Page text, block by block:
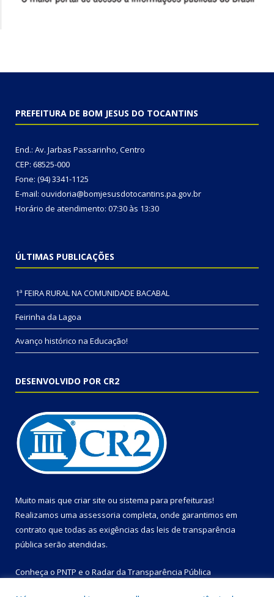
PREFEITURA DE BOM JESUS DO TOCANTINS
End.: Av. Jarbas Passarinho, Centro
CEP: 68525-000
Fone: (94) 3341-1125
E-mail: ouvidoria@bomjesusdotocantins.pa.gov.br
Horário de atendimento: 07:30 às 13:30
ÚLTIMAS PUBLICAÇÕES
1ª FEIRA RURAL NA COMUNIDADE BACABAL
Feirinha da Lagoa
Avanço histórico na Educação!
DESENVOLVIDO POR CR2
Muito mais que criar site ou sistema para prefeituras!
Realizamos uma assessoria completa, onde garantimos em
contrato que todas as exigências das leis de transparência
pública serão atendidas.
Conheça o PNTP e o Radar da Transparência Pública